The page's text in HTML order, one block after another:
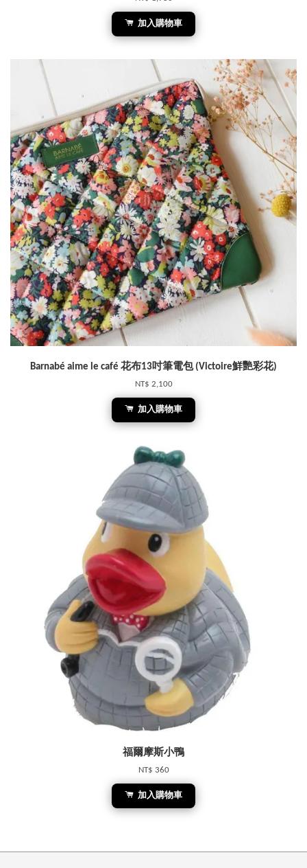
加入購物車
Barnabé aime le café 花布13吋筆電包 (Victoire鮮艷彩花)
NT$ 2,100
加入購物車
福爾摩斯小鴨
NT$ 360
加入購物車